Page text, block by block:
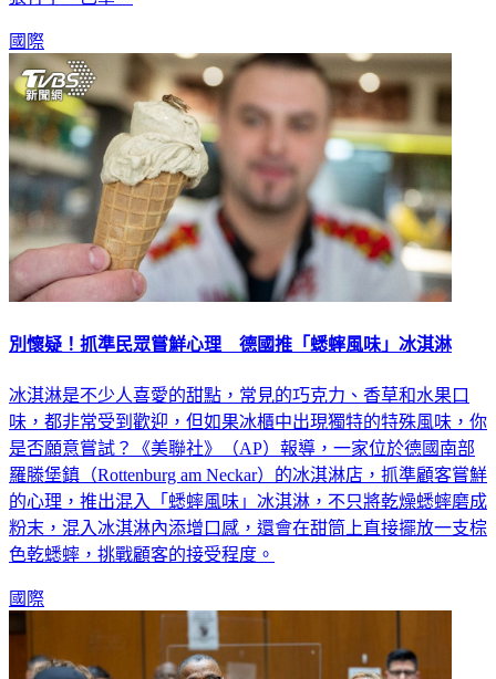
國際
別懷疑！抓準民眾嘗鮮心理 德國推「蟋蟀風味」冰淇淋
冰淇淋是不少人喜愛的甜點，常見的巧克力、香草和水果口
味，都非常受到歡迎，但如果冰櫃中出現獨特的特殊風味，你
是否願意嘗試？《美聯社》（AP）報導，一家位於德國南部
羅滕堡鎮（Rottenburg am Neckar）的冰淇淋店，抓準顧客嘗鮮
的心理，推出混入「蟋蟀風味」冰淇淋，不只將乾燥蟋蟀磨成
粉末，混入冰淇淋內添增口感，還會在甜筒上直接擺放一支棕
色乾蟋蟀，挑戰顧客的接受程度。
國際